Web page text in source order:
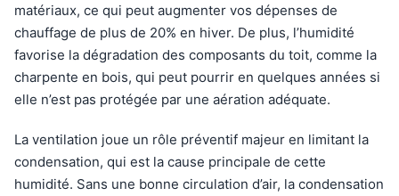
matériaux, ce qui peut augmenter vos dépenses de
chauffage de plus de 20% en hiver. De plus, l’humidité
favorise la dégradation des composants du toit, comme la
charpente en bois, qui peut pourrir en quelques années si
elle n’est pas protégée par une aération adéquate.
La ventilation joue un rôle préventif majeur en limitant la
condensation, qui est la cause principale de cette
humidité. Sans une bonne circulation d’air, la condensation